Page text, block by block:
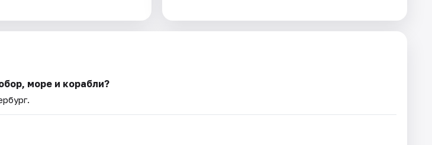
море и корабли?